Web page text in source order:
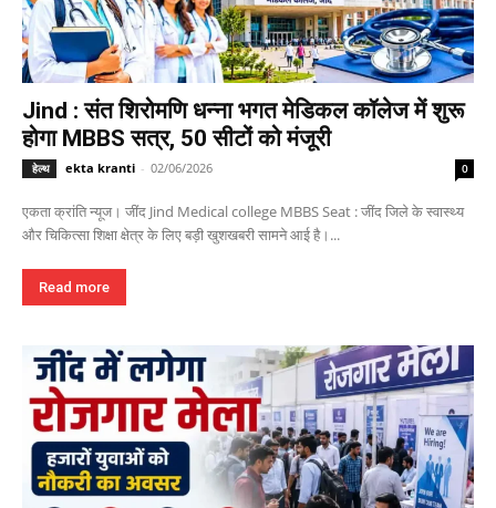
Jind : संत शिरोमणि धन्ना भगत मेडिकल कॉलेज में शुरू
होगा MBBS सत्र, 50 सीटों को मंजूरी
हेल्थ ekta kranti - 02/06/2026 0
एकता क्रांति न्यूज। जींद Jind Medical college MBBS Seat : जींद जिले के स्वास्थ्य
और चिकित्सा शिक्षा क्षेत्र के लिए बड़ी खुशखबरी सामने आई है।...
Read more